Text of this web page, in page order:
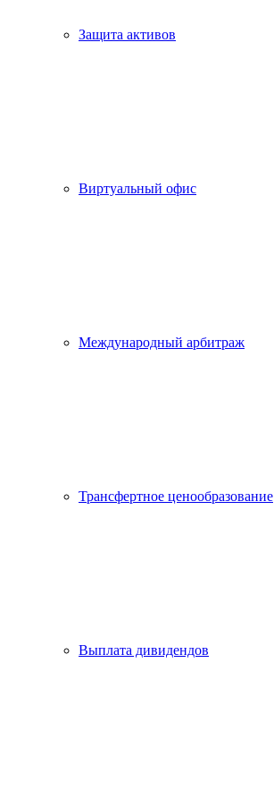
Защита активов
Виртуальный офис
Международный арбитраж
Трансфертное ценообразование
Выплата дивидендов